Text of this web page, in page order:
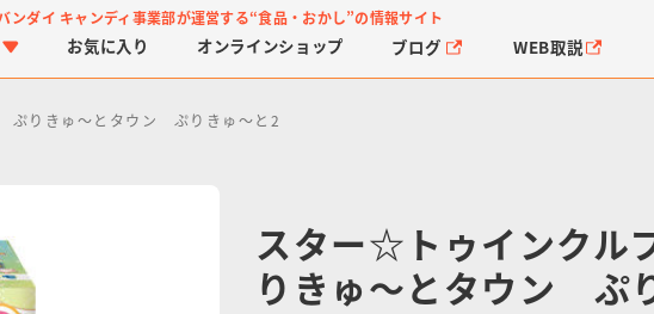
ンダイ キャンディ事業部が運営する“食品・おかし”の情報サイト
お気に入り オンラインショップ ブログ WEB取説
ぷりきゅ～とタウン ぷりきゅ～と2
スター☆トゥインク
りきゅ～とタウン ぷ